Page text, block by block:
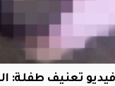
تعنيف طفلة: